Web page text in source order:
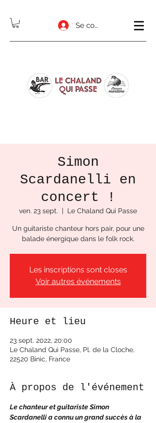
Se connecter
Simon
Scardanelli en
concert !
ven. 23 sept.
  |
Le Chaland Qui Passe
Un guitariste chanteur hors pair, pour une
balade énergique dans le folk rock.
Les inscriptions sont closes
Voir autres événements
Heure et lieu
23 sept. 2022, 20:00
Le Chaland Qui Passe, Pl. de la Cloche,
22520 Binic, France
À propos de l'événement
Le chanteur et guitariste Simon
Scardanelli a connu un grand succès à la